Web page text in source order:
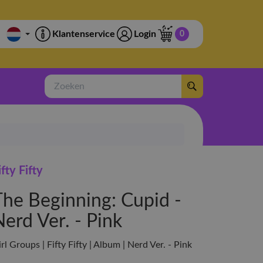
Klantenservice Login 0
Zoeken
Fifty
Beginning: Cupid -
Ver. - Pink
Groups | Fifty Fifty | Album | Nerd Ver. - Pink